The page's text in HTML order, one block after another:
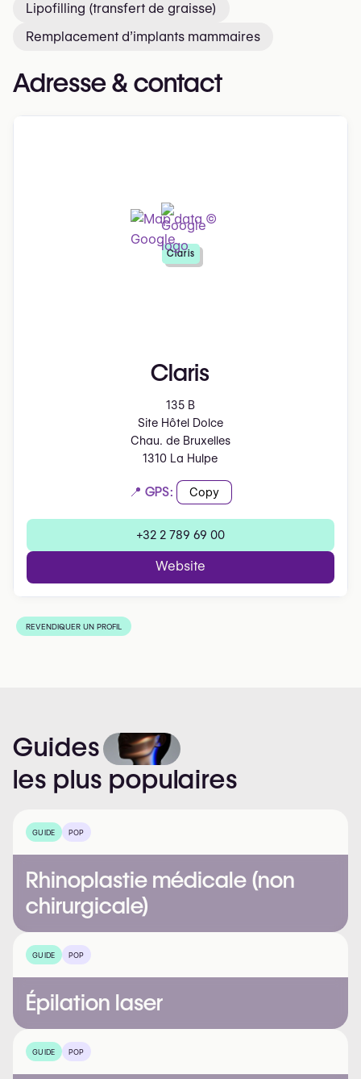
Lipofilling (transfert de graisse)
Remplacement d’implants mammaires
Adresse & contact
Claris
135 B
Site Hôtel Dolce
Chau. de Bruxelles
1310 La Hulpe
📍 GPS: Copy
+32 2 789 69 00
Website
Claris
REVENDIQUER UN PROFIL
Guides
les plus populaires
GUIDE POP
Rhinoplastie médicale (non
chirurgicale)
GUIDE POP
Épilation laser
GUIDE POP